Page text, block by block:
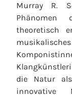
Murray R.
Phänomen
theoretisch
die Natur